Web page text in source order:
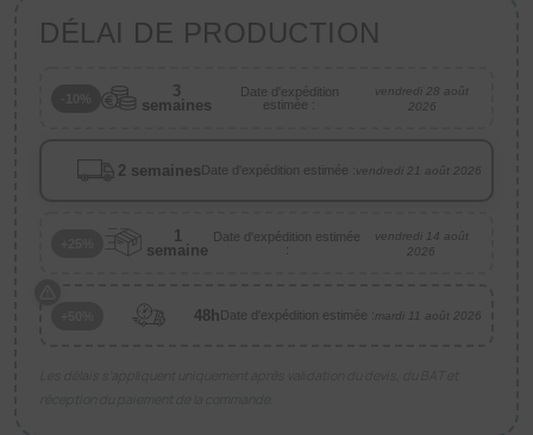
DÉLAI DE PRODUCTION
3
semaines
Date d'expédition
estimée :
vendredi 28 août
2026
2 semaines Date d'expédition estimée :vendredi 21 août 2026
1
semaine
Date d'expédition estimée
:
vendredi 14 août
2026
48h Date d'expédition estimée :mardi 11 août 2026